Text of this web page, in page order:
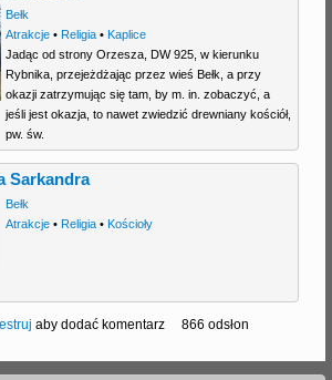
Bełk
Atrakcje• Religia• Kaplice
Jadąc od strony Orzesza, DW 925, w kierunku
Rybnika, przejeżdżając przez wieś Bełk, a przy
okazji zatrzymując się tam, by m. in. zobaczyć, a
jeśli jest okazja, to nawet zwiedzić drewniany kościół,
pw. św.
Sarkandra
Bełk
Atrakcje• Religia• Kościoły
aby dodać komentarz 866 odsłon